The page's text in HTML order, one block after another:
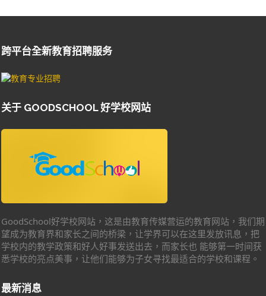
跨平台全新教育招聘服务
关于 GOODSCHOOL 好学校网站
GoodSchool好学校网站，这是由教育传媒营运的教育网站，我们期
望成为教育界和家长之间的桥梁，让学界可以在这里发放讯息，把
学校内的教学政策和好人好事发送出去，而家长也 能够第一时间获
悉学校的亮点美事，让他们能够为子女寻找最适合的学校和课程。
最新消息